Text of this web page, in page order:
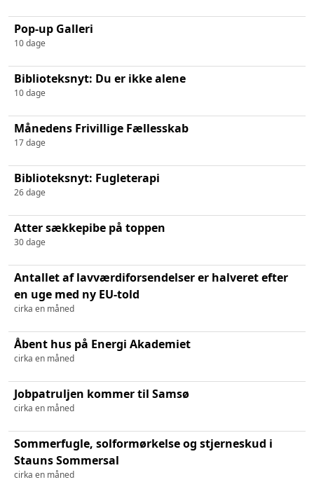
Pop-up Galleri
10 dage
Biblioteksnyt: Du er ikke alene
10 dage
Månedens Frivillige Fællesskab
17 dage
Biblioteksnyt: Fugleterapi
26 dage
Atter sækkepibe på toppen
30 dage
Antallet af lavværdiforsendelser er halveret efter
en uge med ny EU-told
cirka en måned
Åbent hus på Energi Akademiet
cirka en måned
Jobpatruljen kommer til Samsø
cirka en måned
Sommerfugle, solformørkelse og stjerneskud i
Stauns Sommersal
cirka en måned